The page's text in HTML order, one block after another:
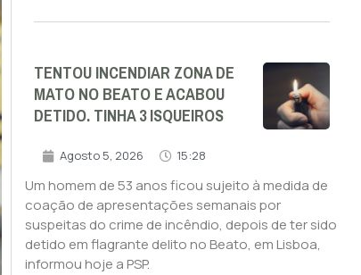
TENTOU INCENDIAR ZONA DE
MATO NO BEATO E ACABOU
DETIDO. TINHA 3 ISQUEIROS
Agosto 5, 2026 15:28
Um homem de 53 anos ficou sujeito à medida de
coação de apresentações semanais por
suspeitas do crime de incêndio, depois de ter sido
detido em flagrante delito no Beato, em Lisboa,
informou hoje a PSP.